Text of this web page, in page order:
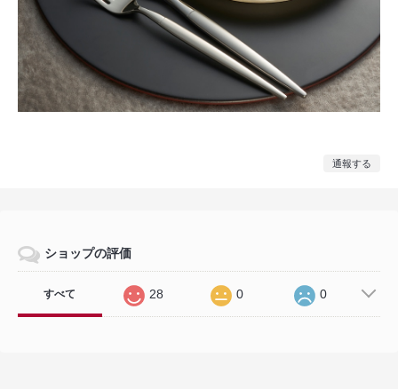
通報する
ショップの評価
すべて 28 0 0